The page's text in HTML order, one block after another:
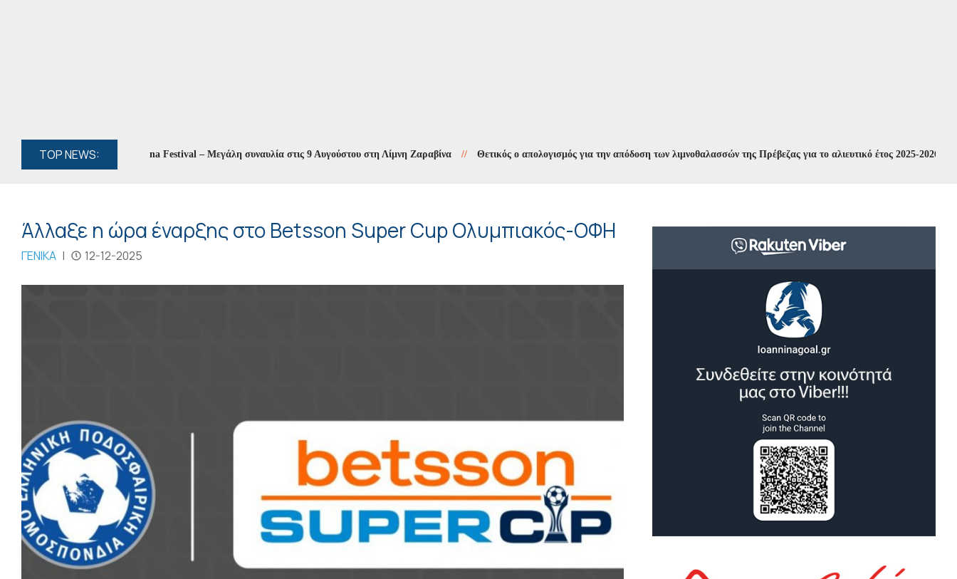
TOP NEWS:
Ασλανίδου στο 8ο Zaravina Festival – Μεγάλη συναυλία στις 9 Αυγούστου στη Λίμνη Ζαραβίνα // Θετικός ο απολογισμός για την απόδοση των λιμνοθαλασσών της Πρέβεζας για το αλιευτικό έτος 2025-2026 //
Άλλαξε η ώρα έναρξης στο Betsson Super Cup Ολυμπιακός-ΟΦΗ
ΓΕΝΙΚΑ | 12-12-2025